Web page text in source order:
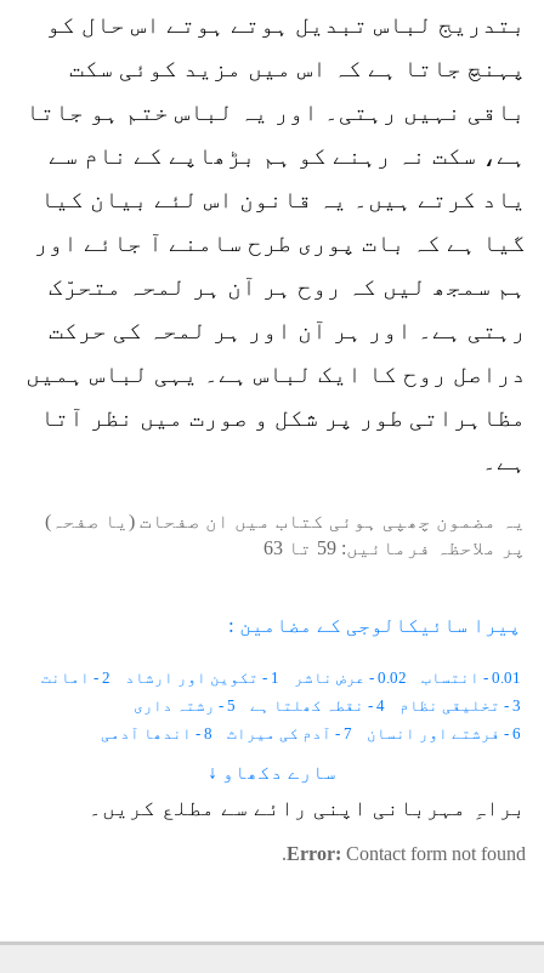
بتدریج لباس تبدیل ہوتے ہوتے اس حال کو
پہنچ جاتا ہے کہ اس میں مزید کوئی سکت
باقی نہیں رہتی۔ اور یہ لباس ختم ہو جاتا
ہے، سکت نہ رہنے کو ہم بڑھاپے کے نام سے
یاد کرتے ہیں۔ یہ قانون اس لئے بیان کیا
گیا ہے کہ بات پوری طرح سامنے آ جائے اور
ہم سمجھ لیں کہ روح ہر آن ہر لمحہ متحرّک
رہتی ہے۔ اور ہر آن اور ہر لمحہ کی حرکت
دراصل روح کا ایک لباس ہے۔ یہی لباس ہمیں
مظاہراتی طور پر شکل و صورت میں نظر آتا
ہے۔
یہ مضمون چھپی ہوئی کتاب میں ان صفحات (یا صفحہ)
پر ملاحظہ فرمائیں: 59 تا 63
پیرا سائیکالوجی کے مضامین :
0.01 - انتساب 0.02 - عرض ناشر 1 - تکوین اور ارشاد
2 - امانت
3 - تخلیقی نظام
4 - نقطہ کھلتا ہے
5 - رشتہ داری
6 - فرشتے اور انسان
7 - آدم کی میراث 8 - اندھا آدمی
11 - روح کا لباس
12 - مٹی کا شیر 13 - بارہ کھرب کَل پرزے
14 - اللہ اور آدم
17 - ہم روشنی کھاتے ہیں
18 - تیسری آنکھ
26 - روشنی
27 - ذات و صفات
28 - قوتِ متخیّلہ (۱)
سارے دکھاو ↓
براہِ مہربانی اپنی رائے سے مطلع کریں۔
Error: Contact form not found.